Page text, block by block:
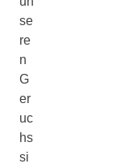
se
re
n
G
er
uc
hs
si